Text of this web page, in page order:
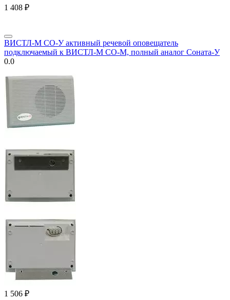
1 408 ₽
ВИСТЛ-М СО-У активный речевой оповещатель
подключаемый к ВИСТЛ-М СО-М, полный аналог Соната-У
0.0
1 506 ₽